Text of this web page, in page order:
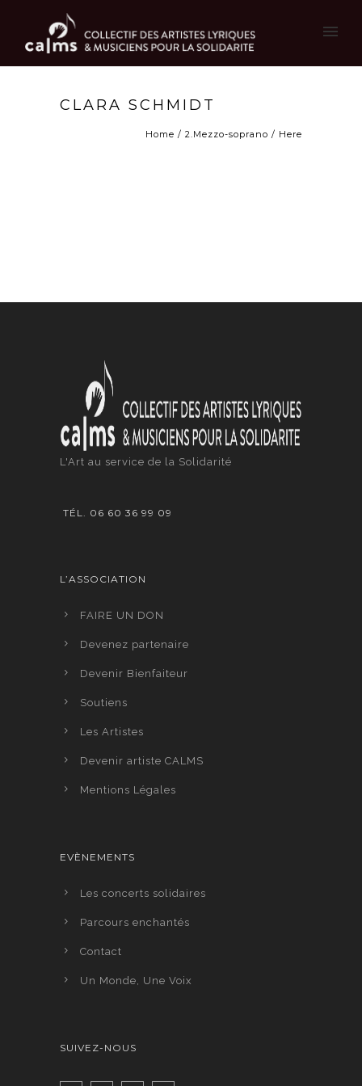
CLARA SCHMIDT
Home / 2.Mezzo-soprano / Here
L'Art au service de la Solidarité
TÉL. 06 60 36 99 09
L’ASSOCIATION
FAIRE UN DON
Devenez partenaire
Devenir Bienfaiteur
Soutiens
Les Artistes
Devenir artiste CALMS
Mentions Légales
EVÈNEMENTS
Les concerts solidaires
Parcours enchantés
Contact
Un Monde, Une Voix
SUIVEZ-NOUS